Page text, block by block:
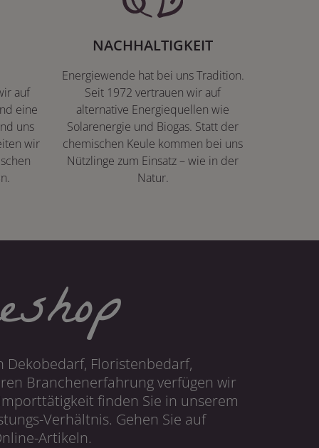
auf
eine
uns
wir
NACHHALTIGKEIT
Energiewende hat bei uns Tradition.
Seit 1972 vertrauen wir auf
alternative Energiequellen wie
Solarenergie und Biogas. Statt der
chemischen Keule kommen bei uns
Nützlinge zum Einsatz – wie in der
Natur.
Floristenbedarf,
Branchenerfahrung verfügen wir
finden Sie in unserem
Verhältnis. Gehen Sie auf
Artikeln.